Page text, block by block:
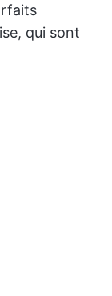
qui sont